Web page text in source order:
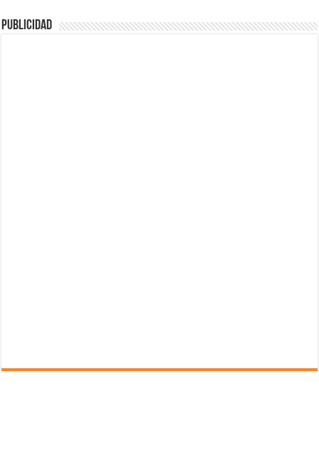
Publicidad